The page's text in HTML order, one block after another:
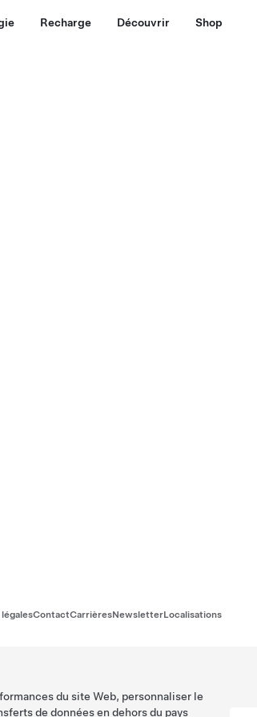
Recharge Découvrir Shop
ContactCarrièresNewsletterLocalisations
du site Web, personnaliser le
de données en dehors du pays